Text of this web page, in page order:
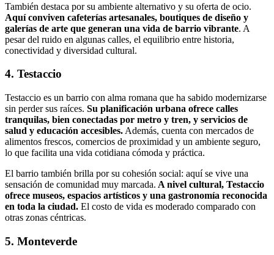
También destaca por su ambiente alternativo y su oferta de ocio.
Aquí conviven cafeterías artesanales, boutiques de diseño y
galerías de arte que generan una vida de barrio vibrante. A
pesar del ruido en algunas calles, el equilibrio entre historia,
conectividad y diversidad cultural.
4. Testaccio
Testaccio es un barrio con alma romana que ha sabido modernizarse
sin perder sus raíces. Su planificación urbana ofrece calles
tranquilas, bien conectadas por metro y tren, y servicios de
salud y educación accesibles. Además, cuenta con mercados de
alimentos frescos, comercios de proximidad y un ambiente seguro,
lo que facilita una vida cotidiana cómoda y práctica.
El barrio también brilla por su cohesión social: aquí se vive una
sensación de comunidad muy marcada. A nivel cultural, Testaccio
ofrece museos, espacios artísticos y una gastronomía reconocida
en toda la ciudad. El costo de vida es moderado comparado con
otras zonas céntricas.
5. Monteverde